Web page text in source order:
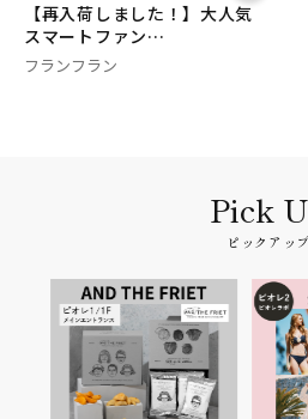
【再入荷しました！】大人気
スマートファン…
フランフラン
ピックアップ